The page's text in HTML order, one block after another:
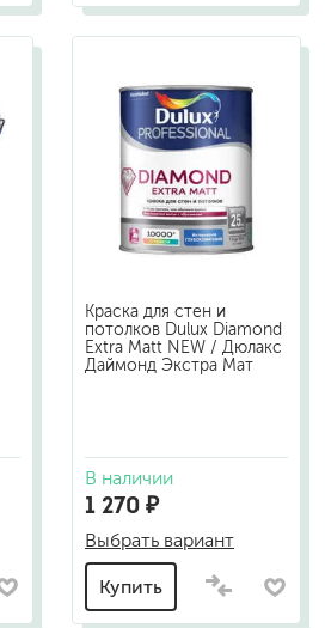
Краска для стен и
потолков Dulux Diamond
Extra Matt NEW / Дюлакс
Даймонд Экстра Мат
В наличии
1 270 ₽
Выбрать вариант
Купить